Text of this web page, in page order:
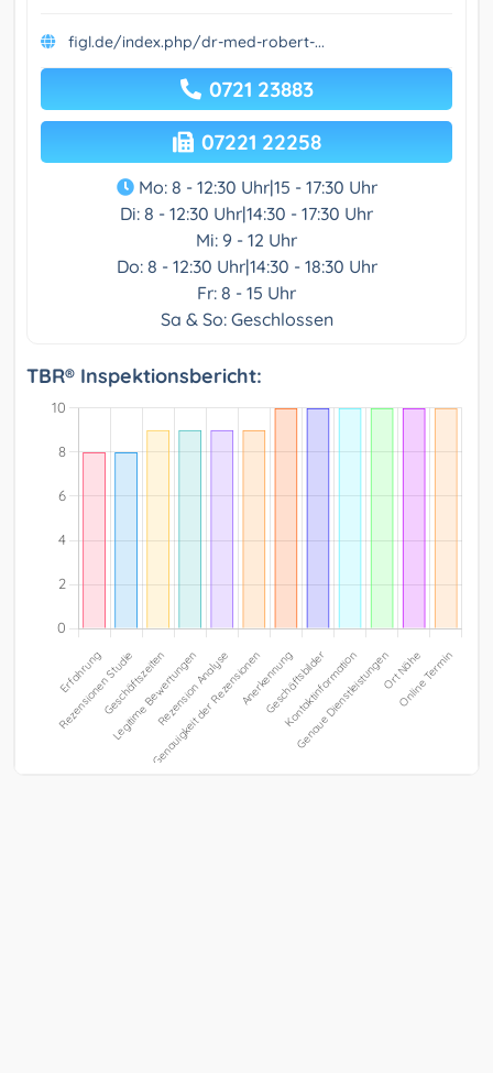
figl.de/index.php/dr-med-robert-...
0721 23883
07221 22258
Mo: 8 - 12:30 Uhr|15 - 17:30 Uhr
Di: 8 - 12:30 Uhr|14:30 - 17:30 Uhr
Mi: 9 - 12 Uhr
Do: 8 - 12:30 Uhr|14:30 - 18:30 Uhr
Fr: 8 - 15 Uhr
Sa & So: Geschlossen
TBR® Inspektionsbericht: